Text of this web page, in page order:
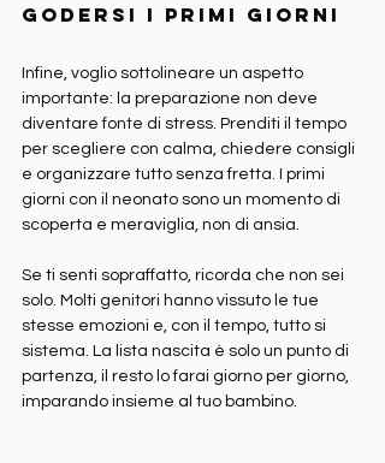
godersi i primi giorni
Infine, voglio sottolineare un aspetto
importante: la preparazione non deve
diventare fonte di stress. Prenditi il tempo
per scegliere con calma, chiedere consigli
e organizzare tutto senza fretta. I primi
giorni con il neonato sono un momento di
scoperta e meraviglia, non di ansia.
Se ti senti sopraffatto, ricorda che non sei
solo. Molti genitori hanno vissuto le tue
stesse emozioni e, con il tempo, tutto si
sistema. La lista nascita è solo un punto di
partenza, il resto lo farai giorno per giorno,
imparando insieme al tuo bambino.